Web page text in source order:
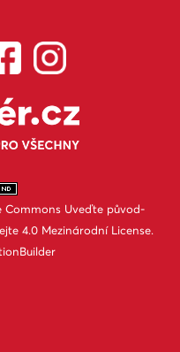
Commons Uveďte původ-
4.0 Mezinárodní License.